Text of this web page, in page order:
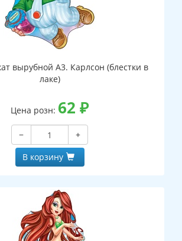
вырубной А3. Карлсон (блестки в
лаке)
Цена розн: 62 ₽
−
+
В корзину